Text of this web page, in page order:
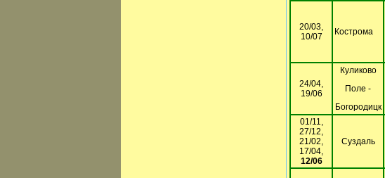
20/03,
10/07
Кострома
24/04,
19/06
Куликово
Поле -
Богородицк
01/11,
27/12,
21/02,
17/04,
12/06
Суздаль